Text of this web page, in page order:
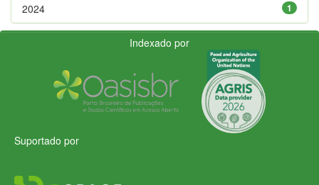
1
2024
Indexado por
Suportado por